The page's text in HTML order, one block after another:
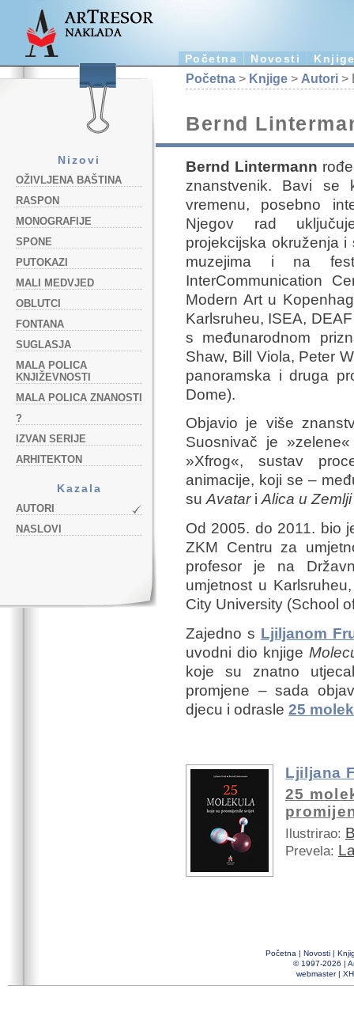
Početna Novosti
Nizovi
OŽIVLJENA BAŠTINA
RASPON
MONOGRAFIJE
SPONE
PUTOKAZI
MALI MEDVJED
OBLUTCI
FONTANA
SUGLASJA
MALA POLICA
KNJIŽEVNOSTI
MALA POLICA ZNANOSTI
?
IZVAN SERIJE
ARHITEKTON
Kazala
AUTORI
NASLOVI
Početna > Knjige > Autori >
Bernd
Bernd Lintermann
znanstvenik. Bavi se
vremenu, posebno
Njegov rad
projekcijska okruženja
muzejima i na
InterCommunication
Modern Art u
Karlsruheu, ISEA,
s međunarodnom
Shaw, Bill Viola, Peter
panoramska i druga
Dome).
Objavio je više
Suosnivač je
»Xfrog«, sustav
animacije, koji se –
suAvatariAlica u
Od 2005. do 2011. bio
ZKM Centru za
profesor je na
umjetnost u
City University (School
Zajedno s Ljiljanom
uvodni dio knjige
koje su znatno
promjene – sada
djecu i odrasle 25
Ljiljana
25
Ilustrirao:
Prevela:
Početna | Novosti |
© 1997-2026 |
webmaster|